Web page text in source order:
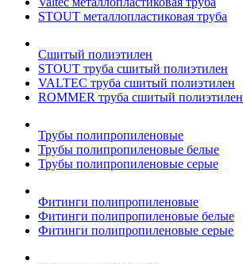
STOUT металлопластиковая труба
Сшитый полиэтилен
STOUT труба сшитый полиэтилен
VALTEC труба сшитый полиэтилен
ROMMER труба сшитый полиэтилен
Трубы полипропиленовые
Трубы полипропиленовые белые
Трубы полипропиленовые серые
Фитинги полипропиленовые
Фитинги полипропиленовые белые
Фитинги полипропиленовые серые